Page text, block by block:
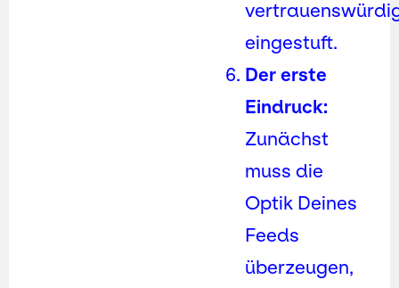
eingestuft.
Der erste
Eindruck:
Zunächst
muss die
Optik Deines
Feeds
überzeugen,